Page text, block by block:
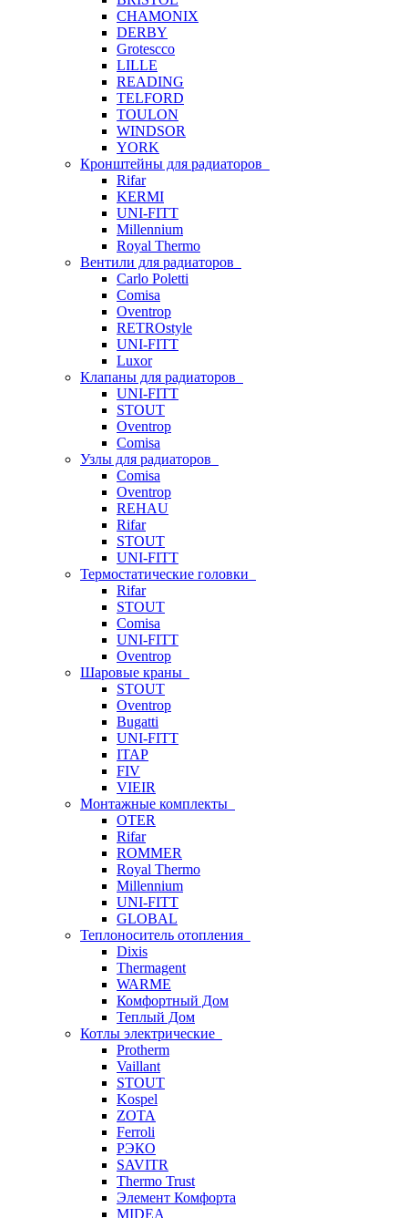
CHAMONIX
DERBY
Grotescco
LILLE
READING
TELFORD
TOULON
WINDSOR
YORK
Кронштейны для радиаторов
Rifar
KERMI
UNI-FITT
Millennium
Royal Thermo
Вентили для радиаторов
Carlo Poletti
Comisa
Oventrop
RETROstyle
UNI-FITT
Luxor
Клапаны для радиаторов
UNI-FITT
STOUT
Oventrop
Comisa
Узлы для радиаторов
Comisa
Oventrop
REHAU
Rifar
STOUT
UNI-FITT
Термостатические головки
Rifar
STOUT
Comisa
UNI-FITT
Oventrop
Шаровые краны
STOUT
Oventrop
Bugatti
UNI-FITT
ITAP
FIV
VIEIR
Монтажные комплекты
OTER
Rifar
ROMMER
Royal Thermo
Millennium
UNI-FITT
GLOBAL
Теплоноситель отопления
Dixis
Thermagent
WARME
Комфортный Дом
Теплый Дом
Котлы электрические
Protherm
Vaillant
STOUT
Kospel
ZOTA
Ferroli
РЭКО
SAVITR
Thermo Trust
Элемент Комфорта
MIDEA